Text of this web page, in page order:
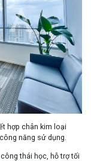
hợp chân kim loại
năng sử dụng.
thái học, hỗ trợ tối